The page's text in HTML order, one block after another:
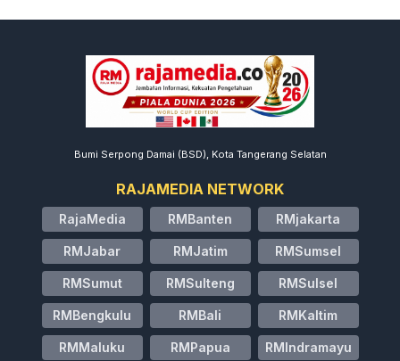
Bumi Serpong Damai (BSD), Kota Tangerang Selatan
RAJAMEDIA NETWORK
RajaMedia RMBanten RMjakarta
RMJabar RMJatim RMSumsel
RMSumut RMSulteng RMSulsel
RMBengkulu RMBali RMKaltim
RMMaluku RMPapua RMIndramayu